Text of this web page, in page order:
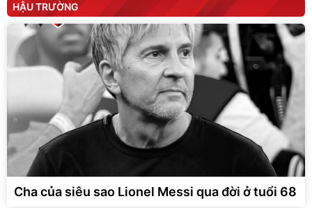
HẬU TRƯỜNG
Cha của siêu sao Lionel Messi qua đời ở tuổi 68